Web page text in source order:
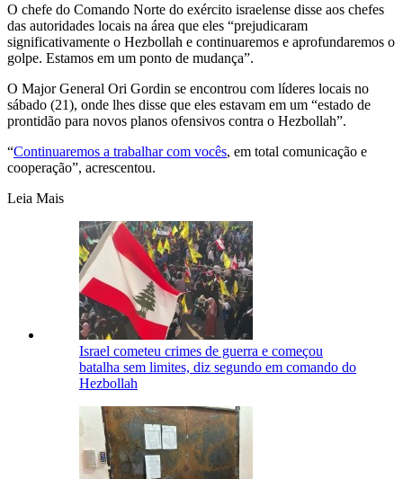
O chefe do Comando Norte do exército israelense disse aos chefes
das autoridades locais na área que eles “prejudicaram
significativamente o Hezbollah e continuaremos e aprofundaremos o
golpe. Estamos em um ponto de mudança”.
O Major General Ori Gordin se encontrou com líderes locais no
sábado (21), onde lhes disse que eles estavam em um “estado de
prontidão para novos planos ofensivos contra o Hezbollah”.
“Continuaremos a trabalhar com vocês, em total comunicação e
cooperação”, acrescentou.
Leia Mais
Israel cometeu crimes de guerra e começou
batalha sem limites, diz segundo em comando do
Hezbollah